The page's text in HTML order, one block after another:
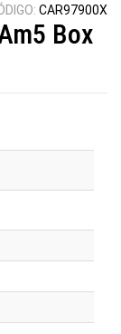
CAR97900X
Box